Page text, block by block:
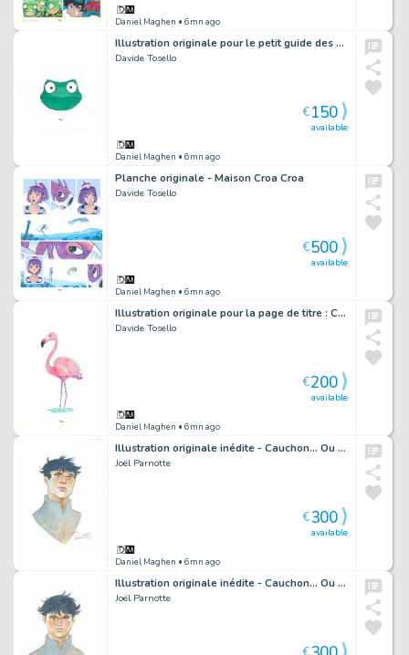
Daniel Maghen • 6mn ago
Illustration originale pour le petit guide des symboles : la Maison - Maison Croa Croa
Davide Tosello
Daniel Maghen • 6mn ago
available
€150
Planche originale - Maison Croa Croa
Davide Tosello
Daniel Maghen • 6mn ago
available
€500
Illustration originale pour la page de titre : Chapitre 10, Musique et souvernirs - Maison Croa Croa
Davide Tosello
Daniel Maghen • 6mn ago
available
€200
Illustration originale inédite - Cauchon... Ou l'homme qui tua Jeanne d'Arc
Joël Parnotte
Daniel Maghen • 6mn ago
available
€300
Illustration originale inédite - Cauchon... Ou l'homme qui tua Jeanne d'Arc
Joël Parnotte